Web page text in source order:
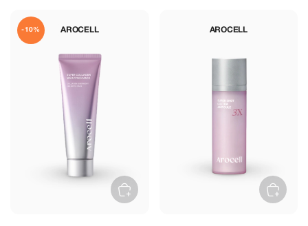
AROCELL
-10% AROCELL